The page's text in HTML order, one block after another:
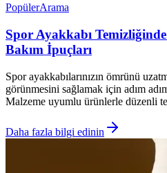
PopülerArama
Spor Ayakkabı
Bakım İpuçları
Spor ayakkabılarınızın ömrünü
görünmesini sağlamak için adım
Malzeme uyumlu ürünlerle düzenli
Daha fazla bilgi edinin